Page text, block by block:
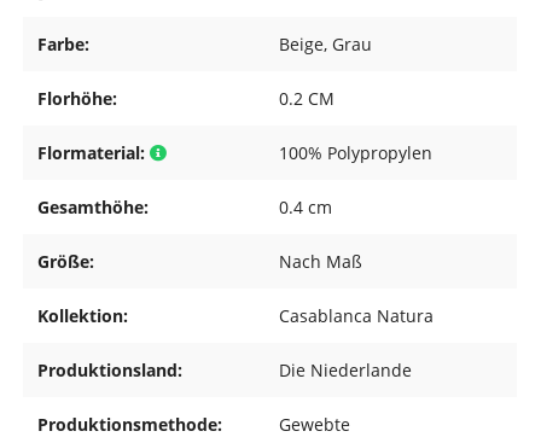
Farbe: Beige, Grau
Florhöhe: 0.2 CM
Flormaterial: 100% Polypropylen
Gesamthöhe: 0.4 cm
Größe: Nach Maß
Kollektion: Casablanca Natura
Produktionsland: Die Niederlande
Produktionsmethode: Gewebte